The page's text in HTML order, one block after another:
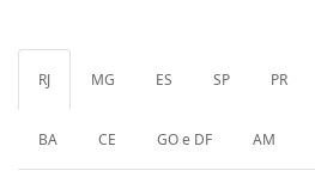
RJ MG ES SP PR
BA CE GO e DF AM